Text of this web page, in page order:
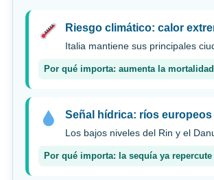
Riesgo climático: calor
Italia mantiene sus principales
Por qué importa: aumenta la
Señal hídrica: ríos
Los bajos niveles del Rin y el
Por qué importa: la sequía ya